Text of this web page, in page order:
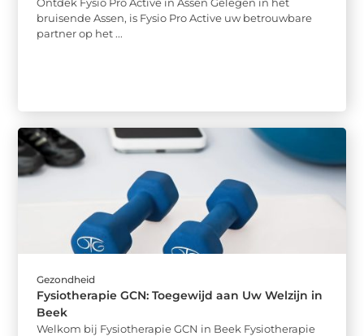
bruisende Assen, is Fysio Pro Active uw betrouwbare
partner op het ...
Gezondheid
Fysiotherapie GCN: Toegewijd aan Uw Welzijn in
Beek
Welkom bij Fysiotherapie GCN in Beek Fysiotherapie